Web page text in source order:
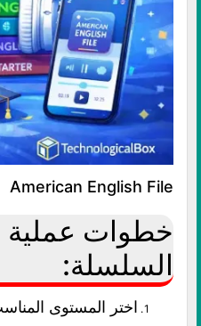
American English File
خطوات عملية
السلسلة:
اختر المستوى